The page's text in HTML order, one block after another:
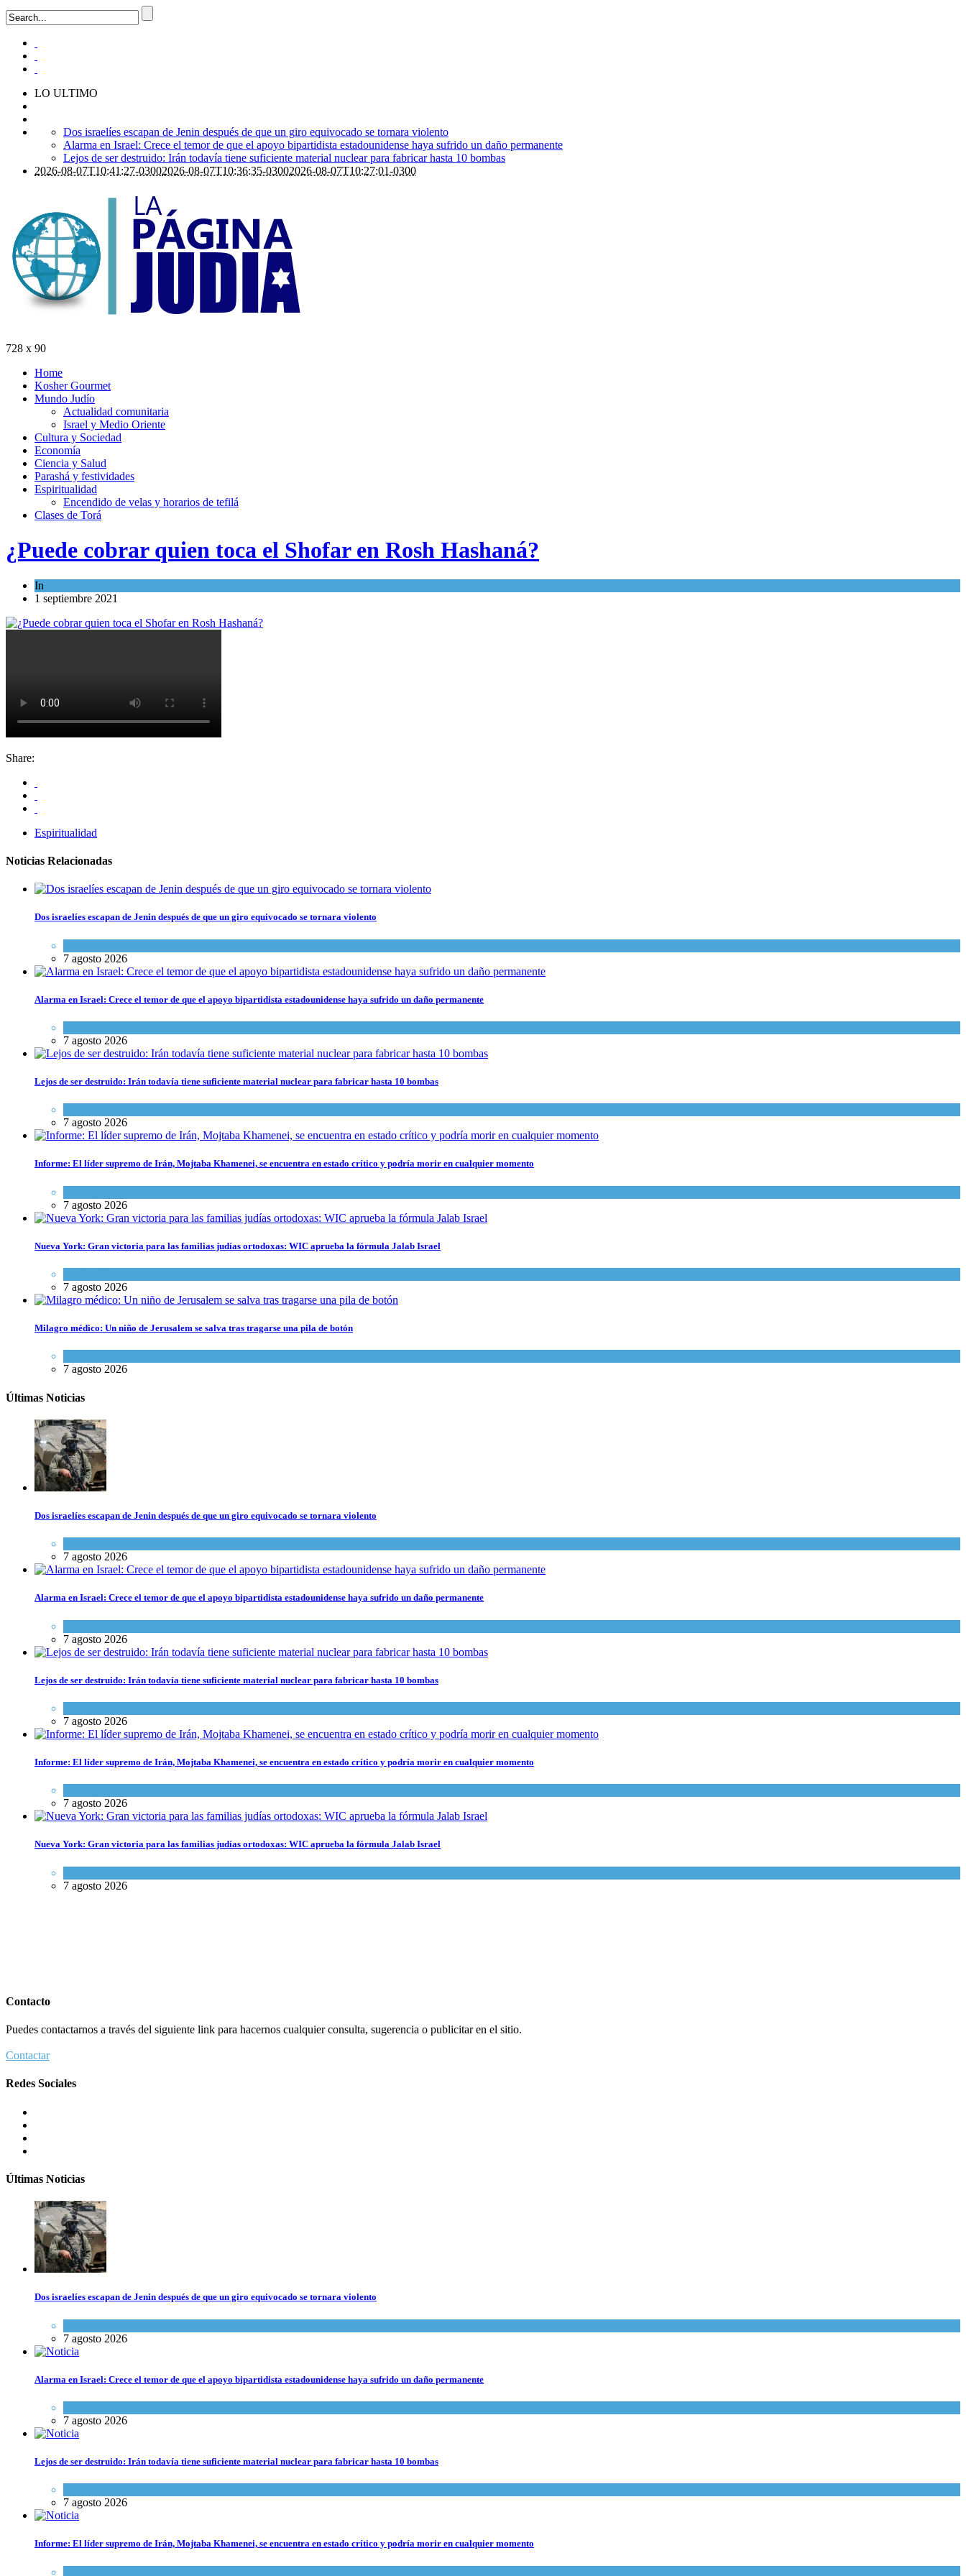
LO ULTIMO
Dos israelíes escapan de Jenin después de que un giro equivocado se tornara violento
Alarma en Israel: Crece el temor de que el apoyo bipartidista estadounidense haya sufrido un daño permanente
Lejos de ser destruido: Irán todavía tiene suficiente material nuclear para fabricar hasta 10 bombas
2026-08-07T10:41:27-03002026-08-07T10:36:35-03002026-08-07T10:27:01-0300
728 x 90
Home
Kosher Gourmet
Mundo Judío
Actualidad comunitaria
Israel y Medio Oriente
Cultura y Sociedad
Economía
Ciencia y Salud
Parashá y festividades
Espiritualidad
Encendido de velas y horarios de tefilá
Clases de Torá
¿Puede cobrar quien toca el Shofar en Rosh Hashaná?
In
1 septiembre 2021
Share:
Espiritualidad
Noticias Relacionadas
Dos israelíes escapan de Jenin después de que un giro equivocado se tornara violento
7 agosto 2026
Alarma en Israel: Crece el temor de que el apoyo bipartidista estadounidense haya sufrido un daño permanente
7 agosto 2026
Lejos de ser destruido: Irán todavía tiene suficiente material nuclear para fabricar hasta 10 bombas
7 agosto 2026
Informe: El líder supremo de Irán, Mojtaba Khamenei, se encuentra en estado crítico y podría morir en cualquier momento
7 agosto 2026
Nueva York: Gran victoria para las familias judías ortodoxas: WIC aprueba la fórmula Jalab Israel
7 agosto 2026
Milagro médico: Un niño de Jerusalem se salva tras tragarse una pila de botón
7 agosto 2026
Últimas Noticias
Dos israelíes escapan de Jenin después de que un giro equivocado se tornara violento
7 agosto 2026
Alarma en Israel: Crece el temor de que el apoyo bipartidista estadounidense haya sufrido un daño permanente
7 agosto 2026
Lejos de ser destruido: Irán todavía tiene suficiente material nuclear para fabricar hasta 10 bombas
7 agosto 2026
Informe: El líder supremo de Irán, Mojtaba Khamenei, se encuentra en estado crítico y podría morir en cualquier momento
7 agosto 2026
Nueva York: Gran victoria para las familias judías ortodoxas: WIC aprueba la fórmula Jalab Israel
7 agosto 2026
Contacto
Puedes contactarnos a través del siguiente link para hacernos cualquier consulta, sugerencia o publicitar en el sitio.
Contactar
Redes Sociales
Últimas Noticias
Dos israelíes escapan de Jenin después de que un giro equivocado se tornara violento
7 agosto 2026
Alarma en Israel: Crece el temor de que el apoyo bipartidista estadounidense haya sufrido un daño permanente
7 agosto 2026
Lejos de ser destruido: Irán todavía tiene suficiente material nuclear para fabricar hasta 10 bombas
7 agosto 2026
Informe: El líder supremo de Irán, Mojtaba Khamenei, se encuentra en estado crítico y podría morir en cualquier momento